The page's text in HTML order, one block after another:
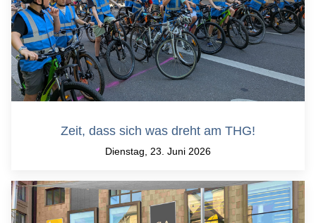
Zeit, dass sich was dreht am THG!
Dienstag, 23. Juni 2026